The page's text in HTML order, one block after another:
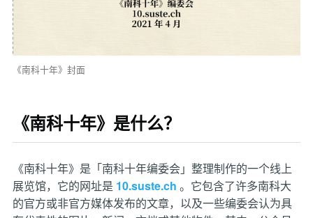
《南科十年》封面
《南科十年》是什么？
《南科十年》是「南科十年编委会」整理制作的一个线上
展览馆，它的网址是 10.suste.ch 。它包含了许多南科大
的官方或非官方媒体发布的文章，以及一些编委会认为具